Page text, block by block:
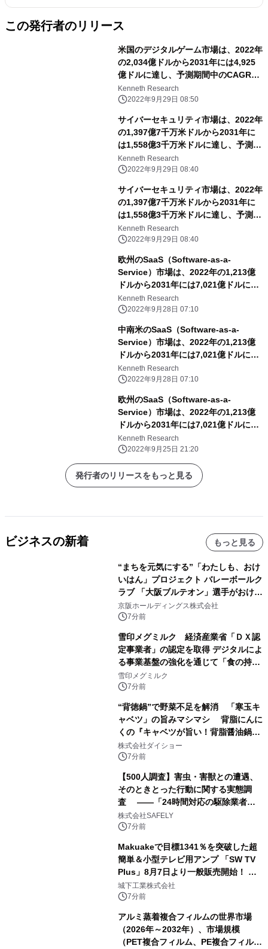
この発行者のリリース
米国のデジタルゲーム市場は、2022年
の2,034億ドルから2031年には4,925
億ドルに達し、予測期間中のCAGRは
3.4%で推移
Kenneth Research
2022年9月29日 08:50
サイバーセキュリティ市場は、2022年
の1,397億7千万米ドルから2031年に
は1,558億3千万米ドルに達し、予測期
間中のCAGRは13.4％となる
Kenneth Research
2022年9月29日 08:40
サイバーセキュリティ市場は、2022年
の1,397億7千万米ドルから2031年に
は1,558億3千万米ドルに達し、予測期
間中のCAGRは13.4％となる
Kenneth Research
2022年9月29日 08:40
欧州のSaaS（Software-as-a-
Service）市場は、2022年の1,213億
ドルから2031年には7,021億ドルに達
し、予測期間中のCAGRは18.82%に達
すると予想。
Kenneth Research
2022年9月28日 07:10
中南米のSaaS（Software-as-a-
Service）市場は、2022年の1,213億
ドルから2031年には7,021億ドルに達
し、予測期間中のCAGRは18.82%に達
すると予測。
Kenneth Research
2022年9月28日 07:10
欧州のSaaS（Software-as-a-
Service）市場は、2022年の1,213億
ドルから2031年には7,021億ドルに達
し、予測期間中のCAGRは18.82%に達
すると予想。
Kenneth Research
2022年9月25日 21:20
発行者のリリースをもっと見る
ビジネスの新着 もっと見る
“まちを元気にする”「わたしも、おけ
いはん」プロジェクト バレーボールク
ラブ 「大阪ブルテオン」選手がおけい
はんに。
京阪ホールディングス株式会社
7分前
雪印メグミルク 経済産業省「ＤＸ認
定事業者」の認定を取得 デジタルによ
る事業基盤の強化を通じて「食の持続
性」を実現
雪印メグミルク
7分前
“背徳鍋”で野菜不足を解消 「寒玉キ
ャベツ」の旨みマシマシ 背脂にんに
くの『キャベツが旨い！背脂醤油鍋ス
ープ』発売
株式会社ダイショー
7分前
【500人調査】害虫・害獣との遭遇、
そのときとった行動に関する実態調
査 ――「24時間対応の駆除業者」
の存在、70.8％が知らなかった――
株式会社SAFELY
7分前
Makuakeで目標1341％を突破した超
簡単＆小型テレビ用アンプ 「SW TV
Plus」8月7日より一般販売開始！ ケ
ーブル1本つなぐだけ、テレビの音が
ぐっと豊かに
城下工業株式会社
7分前
アルミ蒸着複合フィルムの世界市場
（2026年～2032年）、市場規模
（PET複合フィルム、PE複合フィル